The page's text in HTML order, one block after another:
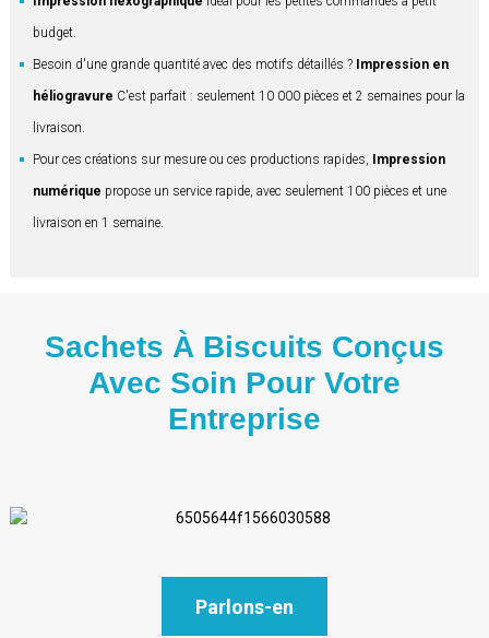
budget.
Besoin d'une grande quantité avec des motifs détaillés ? Impression en
héliogravure C'est parfait : seulement 10 000 pièces et 2 semaines pour la
livraison.
Pour ces créations sur mesure ou ces productions rapides, Impression
numérique propose un service rapide, avec seulement 100 pièces et une
livraison en 1 semaine.
Sachets À Biscuits Conçus
Avec Soin Pour Votre
Entreprise
Parlons-en